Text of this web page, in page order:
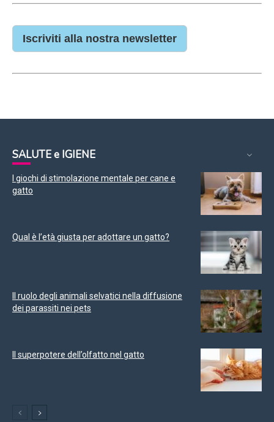
Iscriviti alla nostra newsletter
SALUTE e IGIENE
I giochi di stimolazione mentale per cane e
gatto
Qual è l’età giusta per adottare un gatto?
Il ruolo degli animali selvatici nella diffusione
dei parassiti nei pets
Il superpotere dell’olfatto nel gatto